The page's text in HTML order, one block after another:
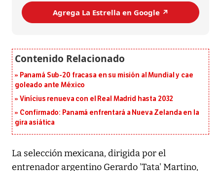
Agrega La Estrella en Google ↗️
Panamá Sub-20 fracasa en su misión al Mundial y cae
goleado ante México
Vinícius renueva con el Real Madrid hasta 2032
Confirmado: Panamá enfrentará a Nueva Zelanda en la
gira asiática
La selección mexicana, dirigida por el
entrenador argentino Gerardo 'Tata' Martino,